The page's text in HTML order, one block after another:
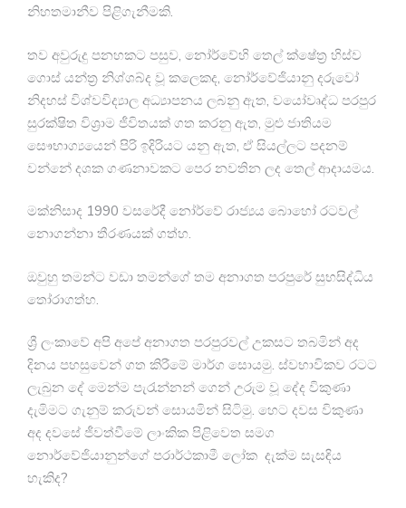
නිහතමානීව පිළිගැනීමකි.
තව අවුරුදු පනහකට පසුව, නෝර්වේහි තෙල් ක්ෂේත්‍ර හිස්ව
ගොස් යන්ත්‍ර නිශ්ශබ්ද වූ කලෙකද, නෝර්වේජියානු දරුවෝ
නිදහස් විශ්වවිද්‍යාල අධ්‍යාපනය ලබනු ඇත, වයෝවෘද්ධ පරපුර
සුරක්ෂිත විශ්‍රාම ජීවිතයක් ගත කරනු ඇත, මුළු ජාතියම
සෞභාග්‍යයෙන් පිරි ඉදිරියට යනු ඇත, ඒ සියල්ලට පදනම්
වන්නේ දශක ගණනාවකට පෙර නවතින ලද තෙල් ආදායමය.
මක්නිසාද 1990 වසරේදී නෝර්වේ රාජ්‍යය බොහෝ රටවල්
නොගන්නා තීරණයක් ගත්හ.
ඔවුහු තමන්ට වඩා තමන්ගේ තම අනාගත පරපුරේ සුභසිද්ධිය
තෝරාගත්හ.
ශ්‍රී ලංකාවේ අපි අපේ අනාගත පරපුරවල් උකසට තබමින් අද
දිනය පහසුවෙන් ගත කිරීමේ මාර්ග සොයමු. ස්වභාවිකව රටට
ලැබුන දේ මෙන්ම පැරැන්නන් ගෙන් උරුම වූ දේද විකුණා
දැමිමට ගැනුම් කරුවන් සොයමින් සිටිමු. හෙට දවස විකුණා
අද දවසේ ජීවත්වීමේ ලාංකික පිළිවෙත සමග
නොර්වේජියානුන්ගේ පරාර්ථකාමී ලෝක දැක්ම සැසඳිය
හැකිද?